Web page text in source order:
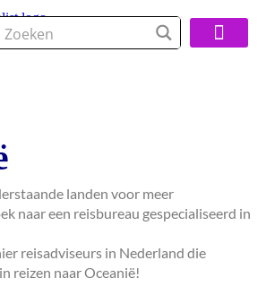
landen voor meer
naar een reisbureau gespecialiseerd in
reisadviseurs in Nederland die
reizen naar Oceanië!